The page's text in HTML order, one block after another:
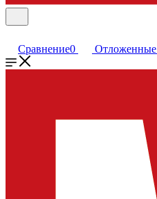
Сравнение0 Отложенные